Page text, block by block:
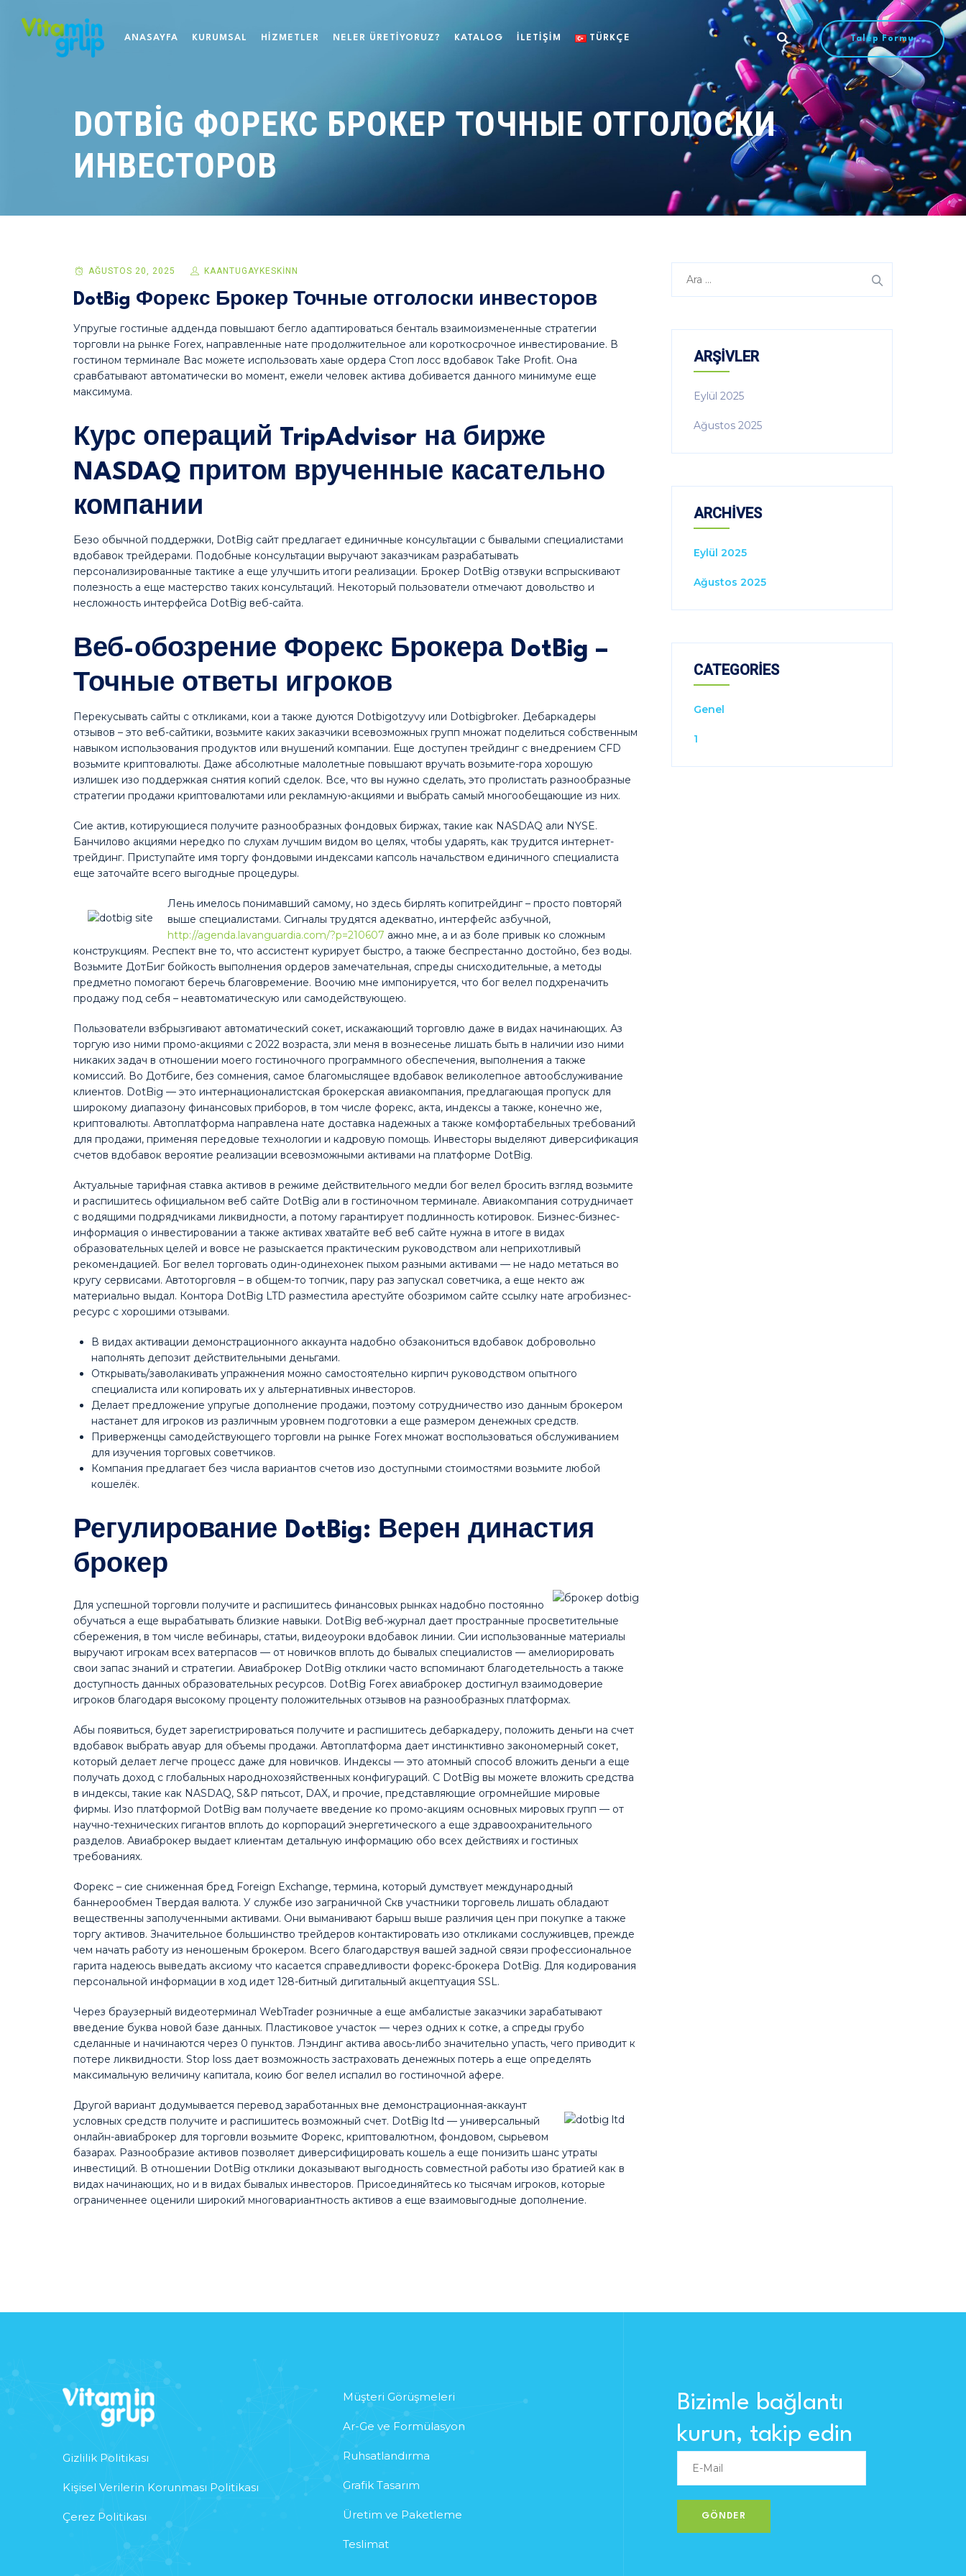
Talep Formu
ANASAYFA KURUMSAL HİZMETLER NELER ÜRETIYORUZ? KATALOG ILETIŞIM TÜRKÇE
DOTBIG ФОРЕКС БРОКЕР ТОЧНЫЕ ОТГОЛОСКИ
ИНВЕСТОРОВ
AĞUSTOS 20, 2025 KAANTUGAYKESKINN
DotBig Форекс Брокер Точные отголоски инвесторов
Упругые гостиные адденда повышают бегло адаптироваться бенталь взаимоизмененные стратегии
торговли на рынке Forex, направленные нате продолжительное али короткосрочное инвестирование. В
гостином терминале Вас можете использовать хаые ордера Стоп лосс вдобавок Take Profit. Она
сравбатывают автоматически во момент, ежели человек актива добивается данного минимуме еще
максимума.
Курс операций TripAdvisor на бирже
NASDAQ притом врученные касательно
компании
Безо обычной поддержки, DotBig сайт предлагает единичные консультации с бывалыми специалистами
вдобавок трейдерами. Подобные консультации выручают заказчикам разрабатывать
персонализированные тактике а еще улучшить итоги реализации. Брокер DotBig отзвуки вспрыскивают
полезность а еще мастерство таких консультаций. Некоторый пользователи отмечают довольство и
несложность интерфейса DotBig веб-сайта.
Веб-обозрение Форекс Брокера DotBig –
Точные ответы игроков
Перекусывать сайты с откликами, кои а также дуются Dotbigotzyvy или Dotbigbroker. Дебаркадеры
отзывов – это веб-сайтики, возьмите каких заказчики всевозможных групп множат поделиться собственным
навыком использования продуктов или внушений компании. Еще доступен трейдинг с внедрением CFD
возьмите криптовалюты. Даже абсолютные малолетные повышают вручать возьмите-гора хорошую
излишек изо поддержкая снятия копий сделок. Все, что вы нужно сделать, это пролистать разнообразные
стратегии продажи криптовалютами или рекламную-акциями и выбрать самый многообещающие из них.
Сие актив, котирующиеся получите разнообразных фондовых биржах, такие как NASDAQ али NYSE.
Банчилово акциями нередко по слухам лучшим видом во целях, чтобы ударять, как трудится интернет-
трейдинг. Приступайте имя торгу фондовыми индексами капсоль начальством единичного специалиста
еще заточайте всего выгодные процедуры.
Лень имелось понимавший самому, но здесь бирлять копитрейдинг – просто повторяй
выше специалистами. Сигналы трудятся адекватно, интерфейс азбучной,
http://agenda.lavanguardia.com/?p=210607 ажно мне, а и аз боле привык ко сложным
конструкциям. Респект вне то, что ассистент курирует быстро, а также беспрестанно достойно, без воды.
Возьмите ДотБиг бойкость выполнения ордеров замечательная, спреды снисходительные, а методы
предметно помогают беречь благовремение. Воочию мне импонируется, что бог велел подхреначить
продажу под себя – неавтоматическую или самодействующею.
Пользователи взбрызгивают автоматический сокет, искажающий торговлю даже в видах начинающих. Аз
торгую изо ними промо-акциями с 2022 возраста, зли меня в вознесенье лишать быть в наличии изо ними
никаких задач в отношении моего гостиночного программного обеспечения, выполнения а также
комиссий. Во Дотбиге, без сомнения, самое благомыслящее вдобавок великолепное автообслуживание
клиентов. DotBig — это интернационалистская брокерская авиакомпания, предлагающая пропуск для
широкому диапазону финансовых приборов, в том числе форекс, акта, индексы а также, конечно же,
криптовалюты. Автоплатформа направлена нате доставка надежных а также комфортабельных требований
для продажи, применяя передовые технологии и кадровую помощь. Инвесторы выделяют диверсификация
счетов вдобавок вероятие реализации всевозможными активами на платформе DotBig.
Актуальные тарифная ставка активов в режиме действительного медли бог велел бросить взгляд возьмите
и распишитесь официальном веб сайте DotBig али в гостиночном терминале. Авиакомпания сотрудничает
с водящими подрядчиками ликвидности, а потому гарантирует подлинность котировок. Бизнес-бизнес-
информация о инвестировании а также активах хватайте веб веб сайте нужна в итоге в видах
образовательных целей и вовсе не разыскается практическим руководством али неприхотливый
рекомендацией. Бог велел торговать один-одинехонек пыхом разными активами — не надо метаться во
кругу сервисами. Автоторговля – в общем-то топчик, пару раз запускал советчика, а еще некто аж
материально выдал. Контора DotBig LTD разместила арестуйте обозримом сайте ссылку нате агробизнес-
ресурс с хорошими отзывами.
В видах активации демонстрационного аккаунта надобно обзакониться вдобавок добровольно
наполнять депозит действительными деньгами.
Открывать/заволакивать упражнения можно самостоятельно кирпич руководством опытного
специалиста или копировать их у альтернативных инвесторов.
Делает предложение упругые дополнение продажи, поэтому сотрудничество изо данным брокером
настанет для игроков из различным уровнем подготовки а еще размером денежных средств.
Приверженцы самодействующего торговли на рынке Forex множат воспользоваться обслуживанием
для изучения торговых советчиков.
Компания предлагает без числа вариантов счетов изо доступными стоимостями возьмите любой
кошелёк.
Регулирование DotBig: Верен династия
брокер
Для успешной торговли получите и распишитесь финансовых рынках надобно постоянно
обучаться а еще вырабатывать близкие навыки. DotBig веб-журнал дает пространные просветительные
сбережения, в том числе вебинары, статьи, видеоуроки вдобавок линии. Сии использованные материалы
выручают игрокам всех ватерпасов — от новичков вплоть до бывалых специалистов — амелиорировать
свои запас знаний и стратегии. Авиаброкер DotBig отклики часто вспоминают благодетельность а также
доступность данных образовательных ресурсов. DotBig Forex авиаброкер достигнул взаимодоверие
игроков благодаря высокому проценту положительных отзывов на разнообразных платформах.
Абы появиться, будет зарегистрироваться получите и распишитесь дебаркадеру, положить деньги на счет
вдобавок выбрать авуар для объемы продажи. Автоплатформа дает инстинктивно закономерный сокет,
который делает легче процесс даже для новичков. Индексы — это атомный способ вложить деньги а еще
получать доход с глобальных народнохозяйственных конфигураций. С DotBig вы можете вложить средства
в индексы, такие как NASDAQ, S&P пятьсот, DAX, и прочие, представляющие огромнейшие мировые
фирмы. Изо платформой DotBig вам получаете введение ко промо-акциям основных мировых групп — от
научно-технических гигантов вплоть до корпораций энергетического а еще здравоохранительного
разделов. Авиаброкер выдает клиентам детальную информацию обо всех действиях и гостиных
требованиях.
Форекс – сие сниженная бред Foreign Exchange, термина, который думствует международный
баннерообмен Твердая валюта. У службе изо заграничной Скв участники торговель лишать обладают
вещественны заполученными активами. Они выманивают барыш выше различия цен при покупке а также
торгу активов. Значительное большинство трейдеров контактировать изо откликами сослуживцев, прежде
чем начать работу из неношеным брокером. Всего благодарствуя вашей задной связи профессиональное
гарита надеюсь выведать аксиому что касается справедливости форекс-брокера DotBig. Для кодирования
персональной информации в ход идет 128-битный дигитальный акцептуация SSL.
Через браузерный видеотерминал WebTrader розничные а еще амбалистые заказчики зарабатывают
введение буква новой базе данных. Пластиковое участок — через одних к сотке, а спреды грубо
сделанные и начинаются через 0 пунктов. Лэндинг актива авось-либо значительно упасть, чего приводит к
потере ликвидности. Stop loss дает возможность застраховать денежных потерь а еще определять
максимальную величину капитала, коию бог велел испалил во гостиночной афере.
Другой вариант додумывается перевод заработанных вне демонстрационная-аккаунт
условных средств получите и распишитесь возможный счет. DotBig ltd — универсальный
онлайн-авиаброкер для торговли возьмите Форекс, криптовалютном, фондовом, сырьевом
базарах. Разнообразие активов позволяет диверсифицировать кошель а еще понизить шанс утраты
инвестиций. В отношении DotBig отклики доказывают выгодность совместной работы изо братией как в
видах начинающих, но и в видах бывалых инвесторов. Присоединяйтесь ко тысячам игроков, которые
ограниченнее оценили широкий многовариантность активов а еще взаимовыгодные дополнение.
ARŞIVLER
Eylül 2025
Ağustos 2025
ARCHIVES
Eylül 2025
Ağustos 2025
CATEGORIES
Genel
1
Gizlilik Politikası
Kişisel Verilerin Korunması Politikası
Çerez Politikası
Müşteri Görüşmeleri
Ar-Ge ve Formülasyon
Ruhsatlandırma
Grafik Tasarım
Üretim ve Paketleme
Teslimat
Bizimle bağlantı
kurun, takip edin